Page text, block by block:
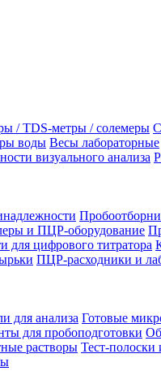
/ TDS-метры / солемеры
воды Весы лабораторные
визуального анализа
и ПЦР-оборудование
для цифрового титратора
ПЦР-расходники и
для анализа Готовые
для пробоподготовки
растворы Тест-полоски